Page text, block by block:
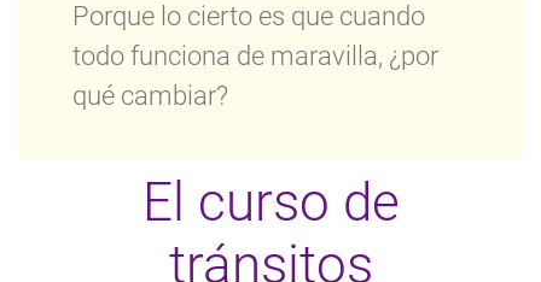
Porque lo cierto es que cuando
todo funciona de maravilla, ¿por
qué cambiar?
El curso de
tránsitos